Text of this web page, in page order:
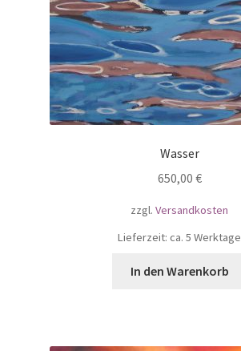
Wasser
650,00 €
zzgl. Versandkosten
Lieferzeit: ca. 5 Werktage
In den Warenkorb